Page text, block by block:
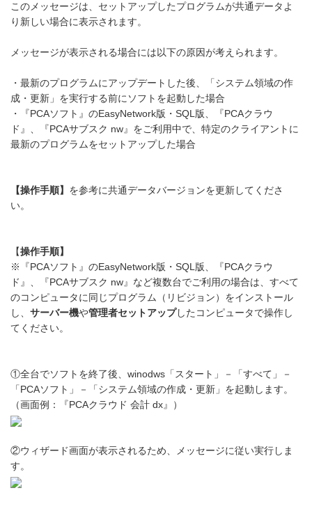
このメッセージは、セットアップしたプログラムが共通データよ
り新しい場合に表示されます。
メッセージが表示される場合には以下の原因が考えられます。
・最新のプログラムにアップデートした後、「システム領域の作
成・更新」を実行する前にソフトを起動した場合
・『PCAソフト』のEasyNetwork版・SQL版、『PCAクラウ
ド』、『PCAサブスク nw』をご利用中で、特定のクライアントに
最新のプログラムをセットアップした場合
【操作手順】 を参考に共通データバージョンを更新してくださ
い。
【操作手順】
※『PCAソフト』のEasyNetwork版・SQL版、『PCAクラウ
ド』、『PCAサブスク nw』など複数台でご利用の場合は、すべて
のコンピュータに同じプログラム（リビジョン）をインストール
し、 サーバー機や管理者セットアップしたコンピュータで操作し
てください。
①全台でソフトを終了後、winodws「スタート」－「すべて」－
「PCAソフト」－「システム領域の作成・更新」を起動します。
（画面例：『PCAクラウド 会計 dx』）
②ウィザード画面が表示されるため、メッセージに従い実行しま
す。